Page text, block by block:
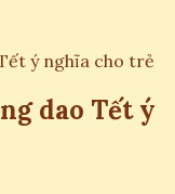
ý nghĩa cho trẻ
dao Tết ý